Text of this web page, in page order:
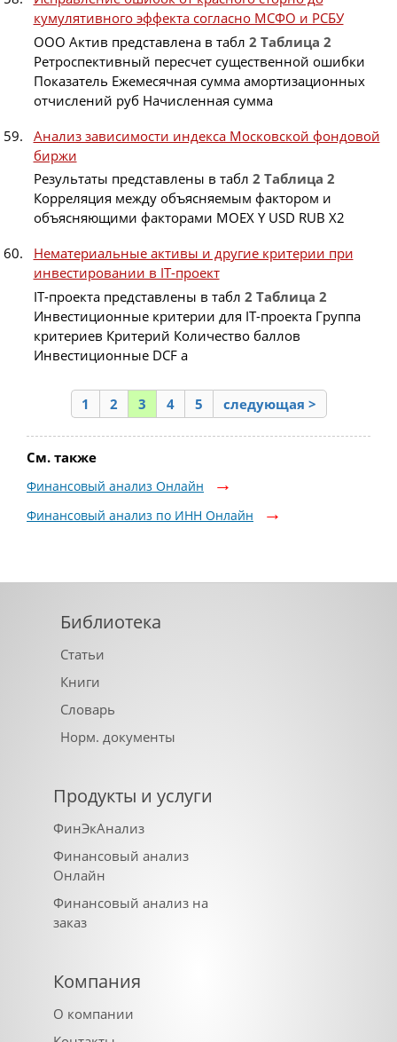
кумулятивного эффекта согласно МСФО и РСБУ
ООО Актив представлена в табл 2 Таблица 2
Ретроспективный пересчет существенной ошибки
Показатель Ежемесячная сумма амортизационных
отчислений руб Начисленная сумма
Анализ зависимости индекса Московской фондовой
биржи
Результаты представлены в табл 2 Таблица 2
Корреляция между объясняемым фактором и
объясняющими факторами МОЕХ Y USD RUB X2
Нематериальные активы и другие критерии при
инвестировании в IT-проект
IT-проекта представлены в табл 2 Таблица 2
Инвестиционные критерии для IT-проекта Группа
критериев Критерий Количество баллов
Инвестиционные DCF a
1 2 3 4 5 следующая >
См. также
Финансовый анализ Онлайн
Финансовый анализ по ИНН Онлайн
Библиотека
Статьи
Книги
Словарь
Норм. документы
Продукты и услуги
ФинЭкАнализ
Финансовый анализ
Онлайн
Финансовый анализ на
заказ
Компания
О компании